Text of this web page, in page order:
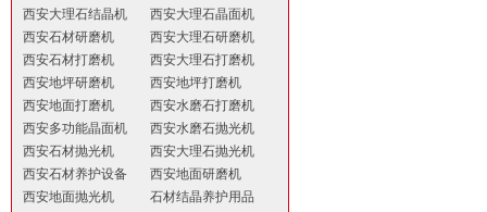
西安大理石结晶机
西安大理石晶面机
西安石材研磨机
西安大理石研磨机
西安石材打磨机
西安大理石打磨机
西安地坪研磨机
西安地坪打磨机
西安地面打磨机
西安水磨石打磨机
西安多功能晶面机
西安水磨石抛光机
西安石材抛光机
西安大理石抛光机
西安石材养护设备
西安地面研磨机
西安地面抛光机
石材结晶养护用品